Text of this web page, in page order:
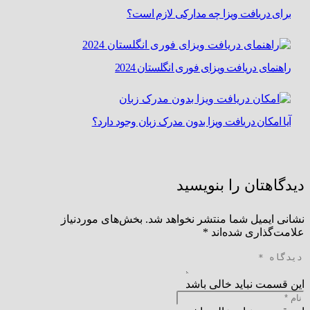
برای دریافت ویزا چه مدارکی لازم است؟
راهنمای دریافت ویزای فوری انگلستان 2024
آیا امکان دریافت ویزا بدون مدرک زبان وجود دارد؟
دیدگاهتان را بنویسید
نشانی ایمیل شما منتشر نخواهد شد. بخش‌های موردنیاز
علامت‌گذاری شده‌اند *
این قسمت نباید خالی باشد